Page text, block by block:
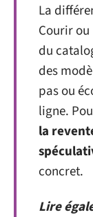
La
Courir
du
des
pas ou
ligne.
la
concret.
Lire